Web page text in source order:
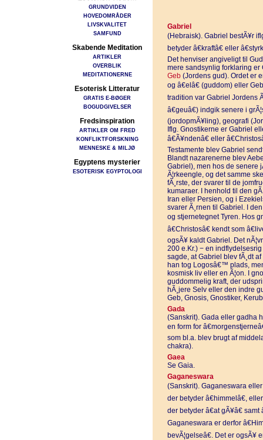
GRUNDVIDEN
HOVEDOMRÅDER
LIVSKVALITET
SAMFUND
Skabende Meditation
ARTIKLER
OVERBLIK
MEDITATIONERNE
Esoterisk Litteratur
GRATIS E-BØGER
BOGUDGIVELSER
Fredsinspiration
ARTIKLER OM FRED
KONFLIKTFORSKNING
MENNESKE & MILJØ
Egyptens mysterier
ESOTERISK EGYPTOLOGI
Gabriel
(Hebraisk). Gabriel bestÃ¥r
betyder â€kraftâ€ eller
Det henviser angiveligt til
mere sandsynlig forklaring
Geb (Jordens gud). Ordet er
og â€elâ€ (guddom) eller
tradition var Gabriel Jordens
â€geuâ€) indgik senere i
(jordopmÃ¥ling), geografi
Iflg. Gnostikerne er Gabriel
â€Ã¥ndenâ€ eller
Testamente blev Gabriel
Blandt nazarenerne blev
Gabriel), men hos de senere
Ã¦rkeengle, og det samme
fÃ¸rste, der svarer til de
kumaraer. I henhold til den
Iran eller Persien, og i
svarer Ã¸rnen til Gabriel. I
og stjernetegnet Tyren. Hos
â€Christosâ€ kendt som
ogsÃ¥ kaldt Gabriel. Det
200 e.Kr.) − en
sagde, at Gabriel blev fÃ¸dt
han tog Logosâ€™ plads,
kosmisk liv eller en Ã¦on. I
guddommelig kraft, der
hÃ¸jere Selv eller den indre
Geb, Gnosis, Gnostiker,
Gada
(Sanskrit). Gada eller gadha
en form for
som bl.a. blev brugt af
chakra).
Gaea
Se Gaia.
Gaganeswara
(Sanskrit). Gaganeswara eller
der betyder â€himmelâ€,
der betyder â€at gÃ¥â€ samt
Gaganeswara er derfor
bevÃ¦gelseâ€. Det er ogsÃ¥